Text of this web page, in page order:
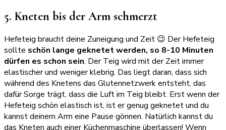
5. Kneten bis der Arm schmerzt
Hefeteig braucht deine Zuneigung und Zeit 😉 Der Hefeteig
sollte schön lange geknetet werden, so 8-10 Minuten
dürfen es schon sein. Der Teig wird mit der Zeit immer
elastischer und weniger klebrig. Das liegt daran, dass sich
während des Knetens das Glutennetzwerk entsteht, das
dafür Sorge trägt, dass die Luft im Teig bleibt. Erst wenn der
Hefeteig schön elastisch ist, ist er genug geknetet und du
kannst deinem Arm eine Pause gönnen. Natürlich kannst du
das Kneten auch einer Küchenmaschine überlassen! Wenn